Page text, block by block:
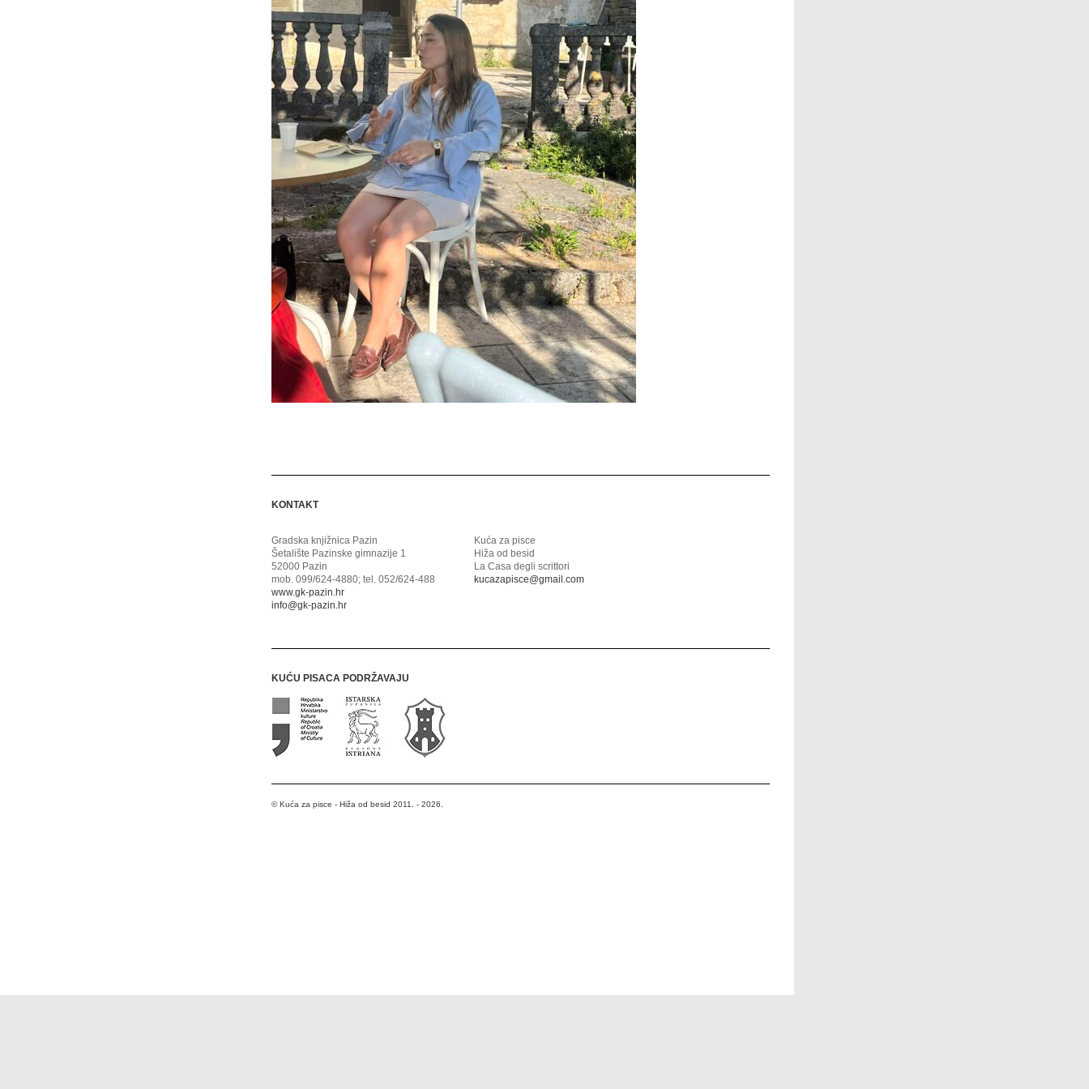
KONTAKT
Gradska knjižnica Pazin
Šetalište Pazinske gimnazije 1
52000 Pazin
mob. 099/624-4880; tel. 052/624-488
www.gk-pazin.hr
info@gk-pazin.hr
Kuća za pisce
Hiža od besid
La Casa degli scrittori
kucazapisce@gmail.com
KUĆU PISACA PODRŽAVAJU
© Kuća za pisce - Hiža od besid 2011. - 2026.